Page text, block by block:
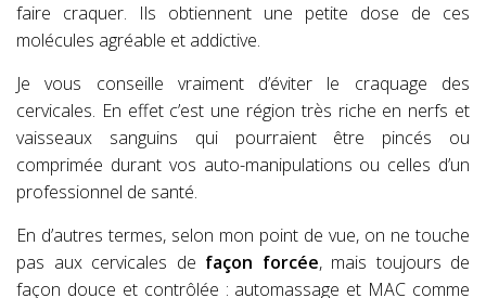
faire craquer. Ils obtiennent une petite dose de ces
molécules agréable et addictive.
Je vous conseille vraiment d’éviter le craquage des
cervicales. En effet c’est une région très riche en nerfs et
vaisseaux sanguins qui pourraient être pincés ou
comprimée durant vos auto-manipulations ou celles d’un
professionnel de santé.
En d’autres termes, selon mon point de vue, on ne touche
pas aux cervicales de façon forcée, mais toujours de
façon douce et contrôlée : automassage et MAC comme